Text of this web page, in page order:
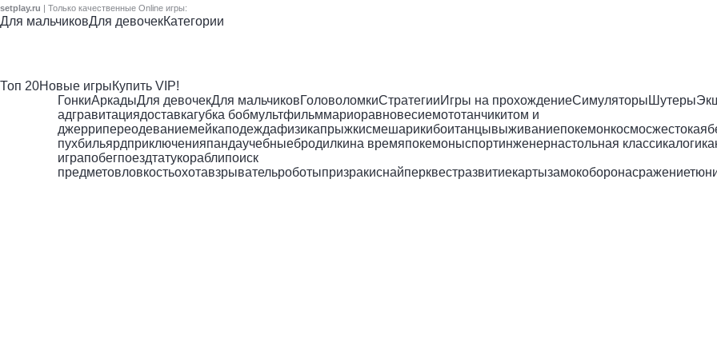
setplay.ru | Только качественные Online игры:
Для мальчиковДля девочекКатегории
Топ 20Новые игрыКупить VIP!
ГонкиАркадыДля девочекДля мальчиковГоловоломкиСтратегииИгры на прохождениеСимуляторы Шутеры
адгравитациядоставкагубка бобмультфильммариоравновесиемототанчикитом и
джеррипереодеваниемейкаподеждафизикапрыжкисмешарикибоитанцывыживаниепокемонкосмосжестокая
пухбильярдприключенияпандаучебныебродилкина времяпокемоныспортинженернастольная классикалогика
играпобегпоездтатукораблипоиск
предметовловкостьохотавзрывательроботыпризракиснайперквестразвитиекартызамокоборонасражение